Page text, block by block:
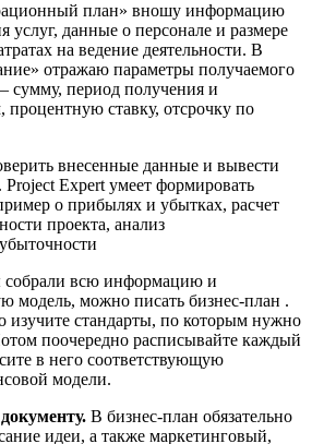
план» вношу информацию
услуг, данные о персонале и размере
на ведение деятельности. В
отражаю параметры получаемого
сумму, период получения и
процентную ставку, отсрочку по
внесенные данные и вывести
Project Expert умеет формировать
о прибылях и убытках, расчет
проекта, анализ
собрали всю информацию и
модель, можно писать бизнес-план .
изучите стандарты, по которым нужно
поочередно расписывайте каждый
в него соответствующую
модели.
В бизнес-план обязательно
идеи, а также маркетинговый,